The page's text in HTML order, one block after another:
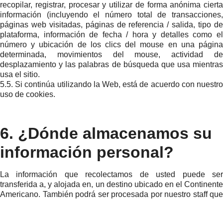
recopilar, registrar, procesar y utilizar de forma anónima cierta
información (incluyendo el número total de transacciones,
páginas web visitadas, páginas de referencia / salida, tipo de
plataforma, información de fecha / hora y detalles como el
número y ubicación de los clics del mouse en una página
determinada, movimientos del mouse, actividad de
desplazamiento y las palabras de búsqueda que usa mientras
usa el sitio.
5.5. Si continúa utilizando la Web, está de acuerdo con nuestro
uso de cookies.
6. ¿Dónde almacenamos su
información personal?
La información que recolectamos de usted puede ser
transferida a, y alojada en, un destino ubicado en el Continente
Americano. También podrá ser procesada por nuestro staff que